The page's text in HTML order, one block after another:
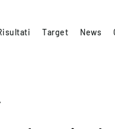
Target News